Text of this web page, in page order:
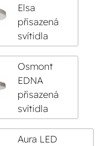
Elsa
přisazená
svítidla
Osmont
EDNA
přisazená
svítidla
Aura LED